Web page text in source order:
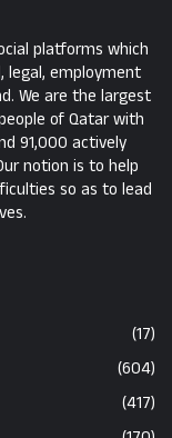
platforms which
legal, employment
We are the largest
of Qatar with
91,000 actively
notion is to help
so as to lead
(17)
(604)
(417)